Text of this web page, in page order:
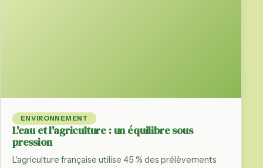
ENVIRONNEMENT
L'eau et l'agriculture : un équilibre sous
pression
L'agriculture française utilise 45 % des prélèvements